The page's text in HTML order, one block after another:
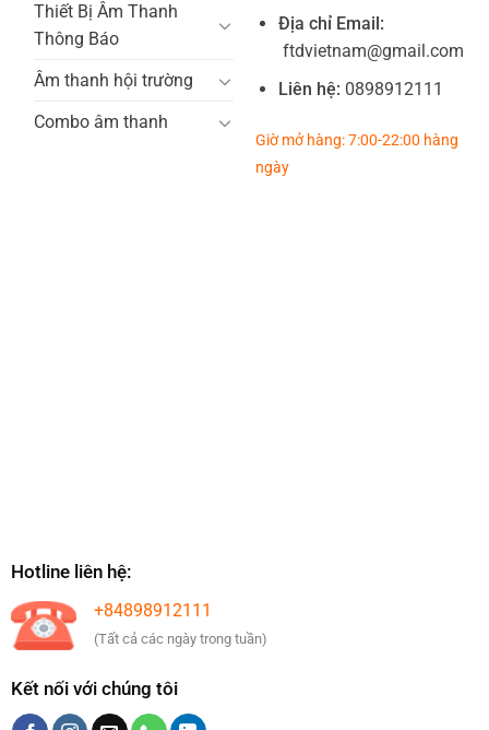
Thiết Bị Âm Thanh
Thông Báo
Âm thanh hội trường
Combo âm thanh
Địa chỉ Email:
ftdvietnam@gmail.com
Liên hệ: 0898912111
Giờ mở hàng: 7:00-22:00 hàng
ngày
Hotline liên hệ:
+84898912111
(Tất cả các ngày trong tuần)
Kết nối với chúng tôi